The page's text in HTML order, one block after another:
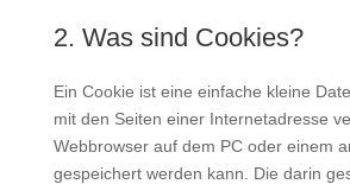
2. Was sind Cookies?
Ein Cookie ist eine einfache kleine
mit den Seiten einer Internetadresse
Webbrowser auf dem PC oder einem
gespeichert werden kann. Die darin